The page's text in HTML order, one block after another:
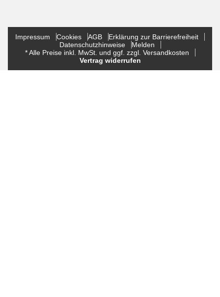
Impressum Cookies AGB
Erklärung zur Barrierefreiheit
Datenschutzhinweise
Melden
* Alle Preise inkl. MwSt. und ggf. zzgl. Versandkosten
Vertrag widerrufen